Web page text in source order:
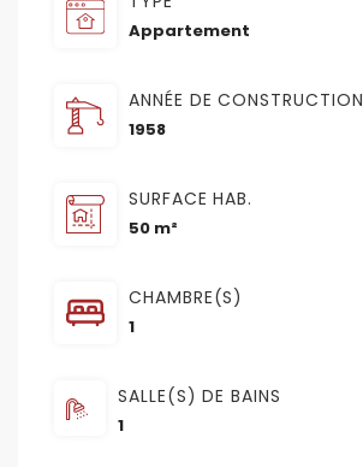
Appartement
ANNÉE DE CONSTRUCTION
1958
SURFACE HAB.
50 m²
CHAMBRE(S)
1
SALLE(S) DE BAINS
1